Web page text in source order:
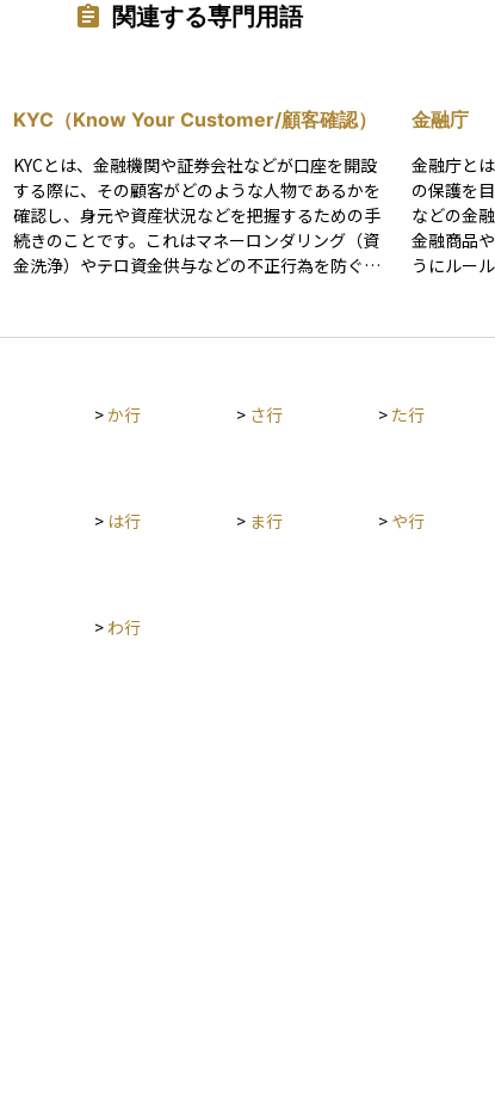
関連する専門用語
KYC（Know Your Customer/顧客確認）
KYCとは、金融機関や証券会社などが口座を開設
する際に、その顧客がどのような人物であるかを
確認し、身元や資産状況などを把握するための手
続きのことです。これはマネーロンダリング（資
金洗浄）やテロ資金供与などの不正行為を防ぐた
確認書類の提出や、収入源、投資目的、金融資産
を案内できるようになり、投資家自身も安心して
金融庁
金融庁と
の保護を
などの金
金融商品
うにルー
者の登録
きるのです
>か行 > さ行 > た行
> は行 > ま行 > や行
> わ行